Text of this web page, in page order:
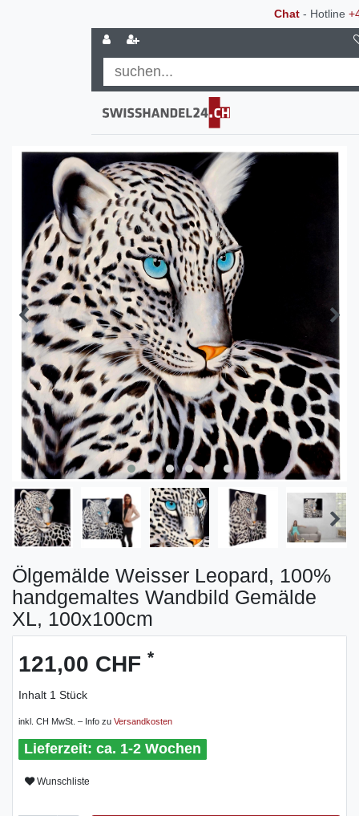
Chat- Hotline
Ölgemälde Weisser Leopard, 100%
handgemaltes Wandbild Gemälde
XL, 100x100cm
121,00 CHF *
Inhalt 1 Stück
inkl. CH MwSt. – Info zu Versandkosten
ca. 1-2 Wochen
Wunschliste